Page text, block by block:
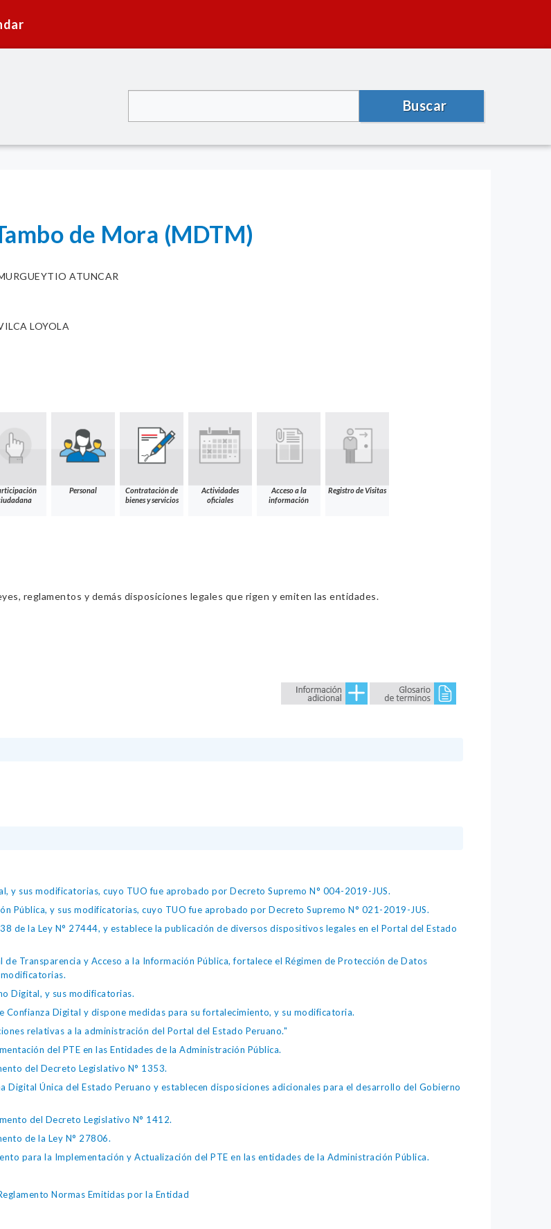
Buscar
de Mora (MDTM)
ATUNCAR
LOYOLA
Personal
Contratación de
bienes y servicios
Actividades
oficiales
Acceso a la
información
Registro de Visitas
reglamentos y demás disposiciones legales que rigen y emiten las entidades.
y sus modificatorias, cuyo TUO fue aprobado por Decreto Supremo N° 004-2019-JUS.
Pública, y sus modificatorias, cuyo TUO fue aprobado por Decreto Supremo N° 021-2019-JUS.
de la Ley N° 27444, y establece la publicación de diversos dispositivos legales en el Portal del Estado
Transparencia y Acceso a la Información Pública, fortalece el Régimen de Protección de Datos
Digital, y sus modificatorias.
Digital y dispone medidas para su fortalecimiento, y su modificatoria.
relativas a la administración del Portal del Estado Peruano."
del PTE en las Entidades de la Administración Pública.
del Decreto Legislativo N° 1353.
Única del Estado Peruano y establecen disposiciones adicionales para el desarrollo del Gobierno
del Decreto Legislativo N° 1412.
de la Ley N° 27806.
para la Implementación y Actualización del PTE en las entidades de la Administración Pública.
Normas Emitidas por la Entidad